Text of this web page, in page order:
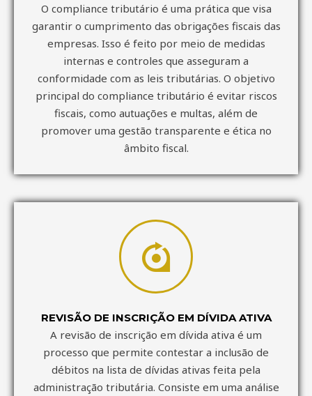
O compliance tributário é uma prática que visa
garantir o cumprimento das obrigações fiscais das
empresas. Isso é feito por meio de medidas
internas e controles que asseguram a
conformidade com as leis tributárias. O objetivo
principal do compliance tributário é evitar riscos
fiscais, como autuações e multas, além de
promover uma gestão transparente e ética no
âmbito fiscal.
REVISÃO DE INSCRIÇÃO EM DÍVIDA ATIVA
A revisão de inscrição em dívida ativa é um
processo que permite contestar a inclusão de
débitos na lista de dívidas ativas feita pela
administração tributária. Consiste em uma análise